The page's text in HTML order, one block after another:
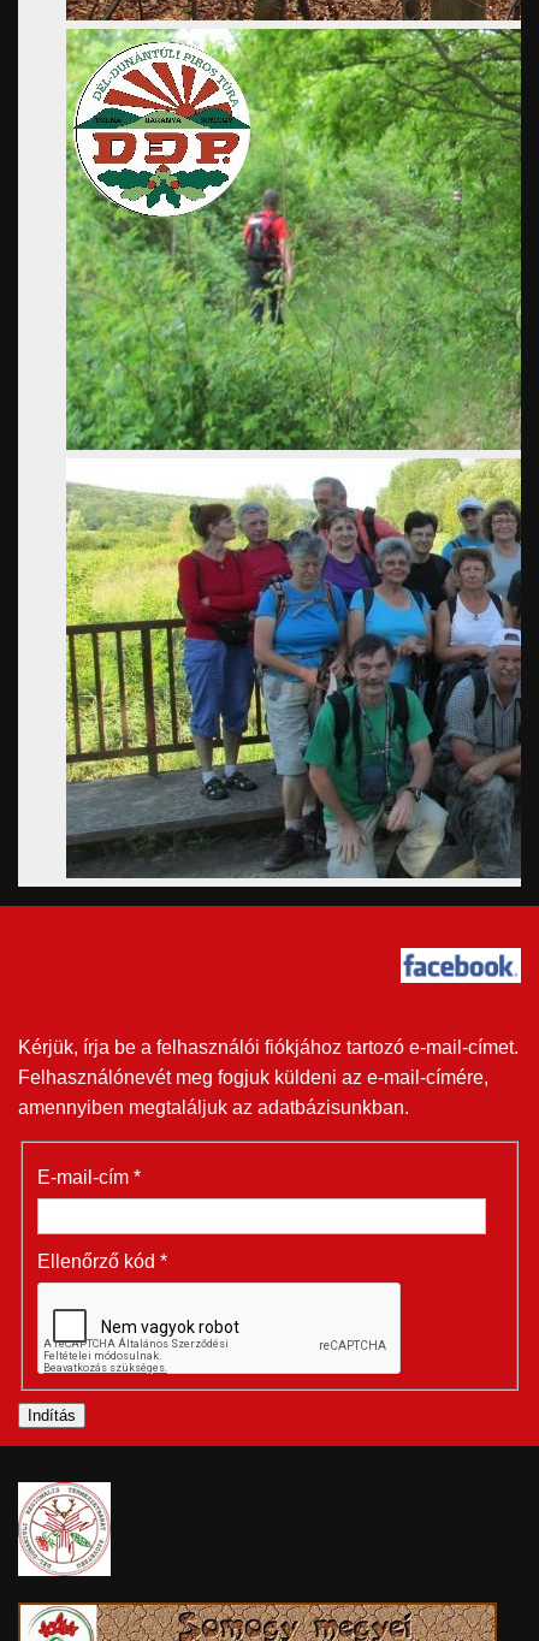
Kérjük, írja be a felhasználói fiókjához tartozó e-mail-címet.
Felhasználónevét meg fogjuk küldeni az e-mail-címére,
amennyiben megtaláljuk az adatbázisunkban.
E-mail-cím *
Ellenőrző kód *
Indítás